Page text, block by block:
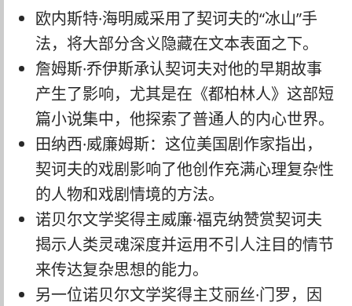
欧内斯特·海明威采用了契诃夫的“冰山”手
法，将大部分含义隐藏在文本表面之下。
詹姆斯·乔伊斯承认契诃夫对他的早期故事
产生了影响，尤其是在《都柏林人》这部短
篇小说集中，他探索了普通人的内心世界。
田纳西·威廉姆斯：这位美国剧作家指出，
契诃夫的戏剧影响了他创作充满心理复杂性
的人物和戏剧情境的方法。
诺贝尔文学奖得主威廉·福克纳赞赏契诃夫
揭示人类灵魂深度并运用不引人注目的情节
来传达复杂思想的能力。
另一位诺贝尔文学奖得主艾丽丝·门罗，因